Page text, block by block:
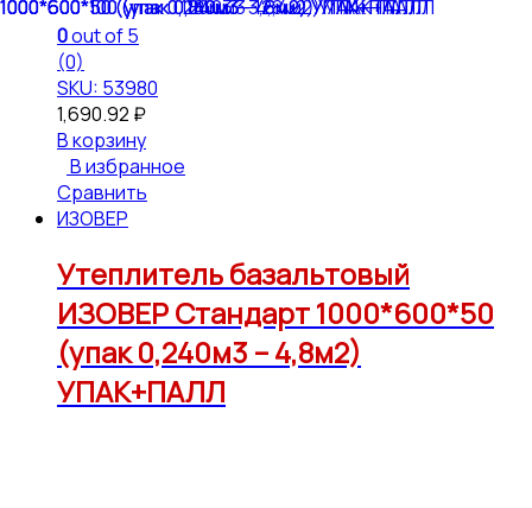
0out of 5
(0)
SKU: 53980
1,690.92 ₽
В корзину
В избранное
Сравнить
ИЗОВЕР
Утеплитель базальтовый
ИЗОВЕР Стандарт 1000*600*50
(упак 0,240м3 – 4,8м2)
УПАК+ПАЛЛ